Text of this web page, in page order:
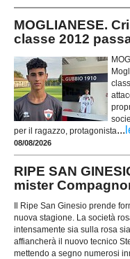
MOGLIANESE.
classe 2012
per il ragazzo, protagonista...
08/08/2026
RIPE SAN
mister
Il Ripe San Ginesio prende
nuova stagione. La società
intensamente sia sulla rosa
affiancherà il nuovo tecnico
mettendo a segno numerosi